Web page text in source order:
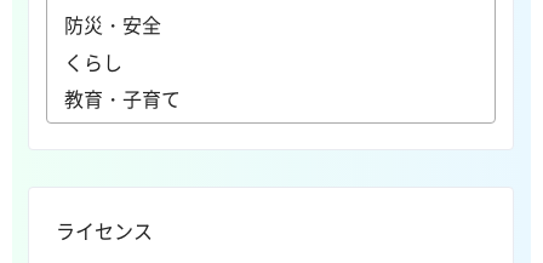
ライセンス